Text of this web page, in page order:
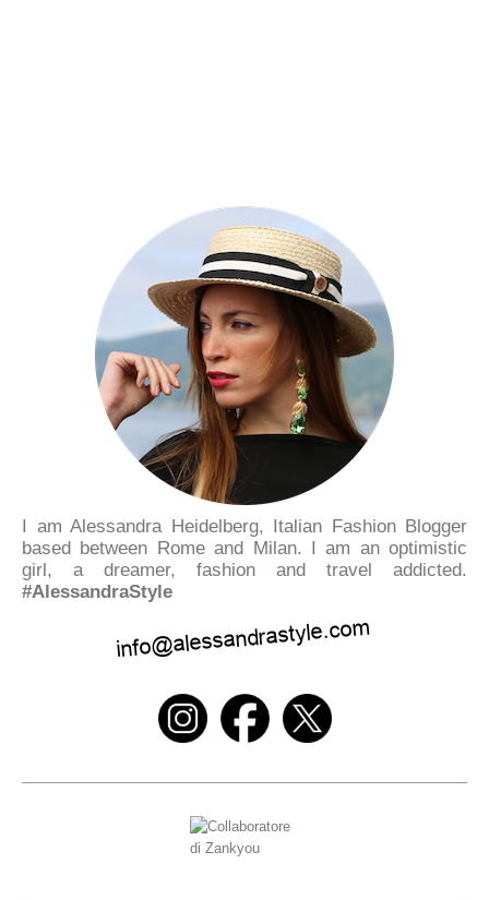
I am Alessandra Heidelberg, Italian Fashion Blogger
based between Rome and Milan. I am an optimistic
girl, a dreamer, fashion and travel addicted.
#AlessandraStyle